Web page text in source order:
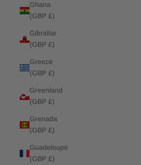
Ghana
(GBP £)
Gibraltar
(GBP £)
Greece
(GBP £)
Greenland
(GBP £)
Grenada
(GBP £)
Guadeloupe
(GBP £)